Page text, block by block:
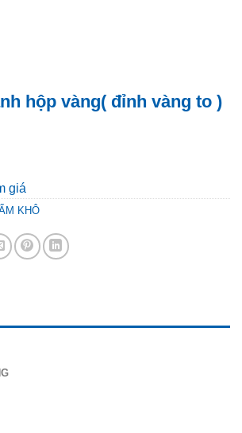
hộp vàng( đỉnh vàng to )
giá
KHÔ